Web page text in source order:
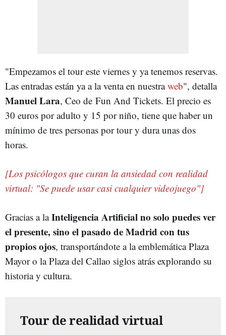
"Empezamos el tour este viernes y ya tenemos reservas.
Las entradas están ya a la venta en nuestraweb", detalla
Manuel Lara, Ceo de Fun And Tickets. El precio es
30 euros por adulto y 15 por niño, tiene que haber un
mínimo de tres personas por tour y dura unas dos
horas.
[Los psicólogos que curan la ansiedad con realidad
virtual: "Se puede usar casi cualquier videojuego"]
Gracias a laInteligencia Artificial no solo puedes ver
el presente, sino el pasado de Madrid con tus
propios ojos, transportándote a la emblemática Plaza
Mayor o la Plaza del Callao siglos atrás explorando su
historia y cultura.
Tour de realidad virtual